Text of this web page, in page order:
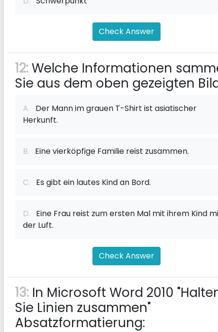
Check Answer
12:Welche Informationen
Sie aus dem oben gezeigten
A. Der Mann im grauen T-Shirt ist asiatischer
Herkunft.
B. Eine vierköpfige Familie reist zusammen.
C. Es gibt ein lautes Kind an Bord.
D. Eine Frau reist zum ersten Mal mit ihrem Kind
der Luft.
Check Answer
13: In Microsoft Word 2010
Sie Linien zusammen"
Absatzformatierung: